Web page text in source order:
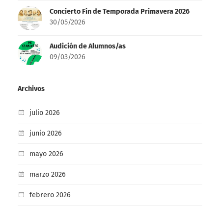
Concierto Fin de Temporada Primavera 2026
30/05/2026
Audición de Alumnos/as
09/03/2026
Archivos
julio 2026
junio 2026
mayo 2026
marzo 2026
febrero 2026